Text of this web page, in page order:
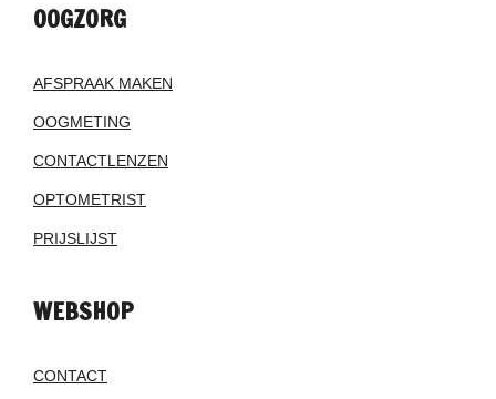
OOGZORG
AFSPRAAK MAKEN
OOGMETING
CONTACTLENZEN
OPTOMETRIST
PRIJSLIJST
WEBSHOP
CONTACT